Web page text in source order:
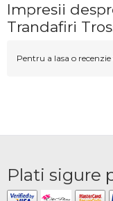
Impresii
Trandafiri
Pentru a lasa o
Plati sigure